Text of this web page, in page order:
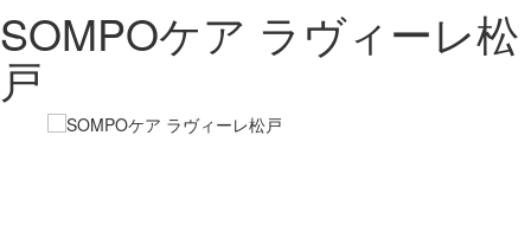
SOMPOケア ラヴィーレ松
戸